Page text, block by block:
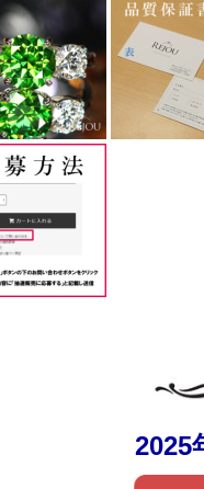
2025